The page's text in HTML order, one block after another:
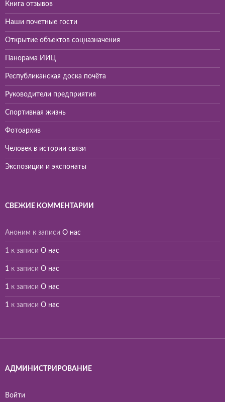
Книга отзывов
Наши почетные гости
Открытие объектов соцназначения
Панорама ИИЦ
Республиканская доска почёта
Руководители предприятия
Спортивная жизнь
Фотоархив
Человек в истории связи
Экспозиции и экспонаты
СВЕЖИЕ КОММЕНТАРИИ
Аноним к записи О нас
1 к записи О нас
1 к записи О нас
1 к записи О нас
1 к записи О нас
АДМИНИСТРИРОВАНИЕ
Войти